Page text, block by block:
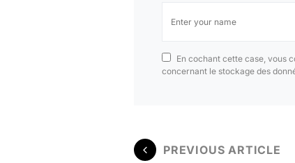
En cochant cette case, vous
concernant le stockage des
PREVIOUS ARTICLE